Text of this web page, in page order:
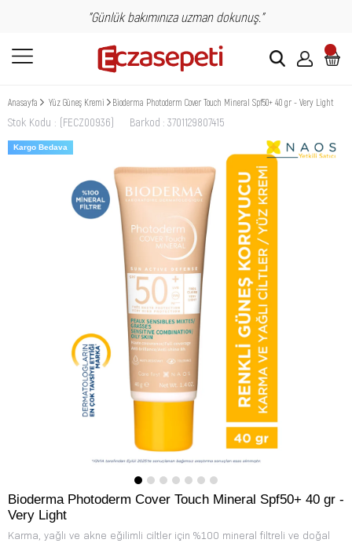
"Günlük bakımınıza uzman dokunuş."
Anasayfa Yüz Güneş Kremi Bioderma Photoderm Cover Touch Mineral Spf50+ 40 gr - Very Light
Stok Kodu (FECZ00936) Barkod : 3701129807415
Kargo Bedava
Bioderma Photoderm Cover Touch Mineral Spf50+ 40 gr -
Very Light
Karma, yağlı ve akne eğilimli ciltler için %100 mineral filtreli ve doğal